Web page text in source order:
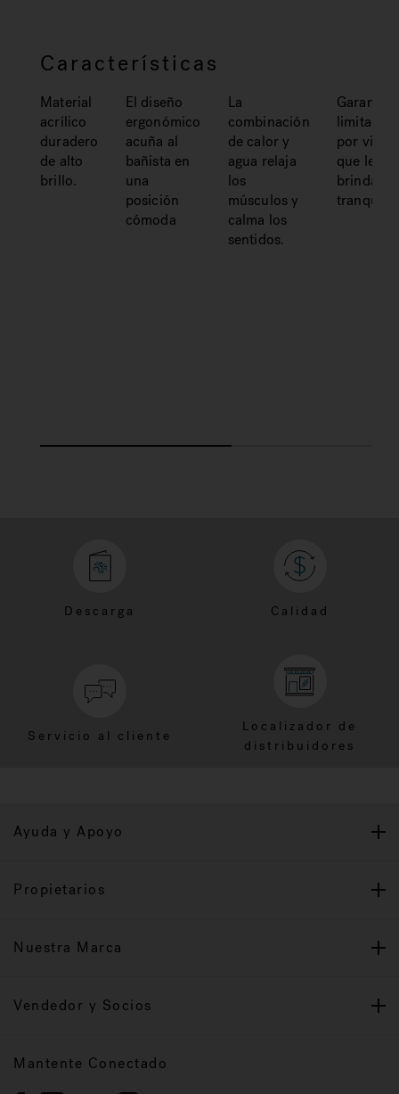
Características
Material
acrílico
duradero
de alto
brillo.
El diseño
ergonómico
acuña al
bañista en
una
posición
cómoda
La
combinación
de calor y
agua relaja
los
músculos y
calma los
sentidos.
Garantía
limitada
por vida
que le
brinda
Descarga Calidad
Servicio al cliente
Localizador de
distribuidores
Ayuda y Apoyo
Propietarios
Nuestra Marca
Vendedor y Socios
Mantente Conectado